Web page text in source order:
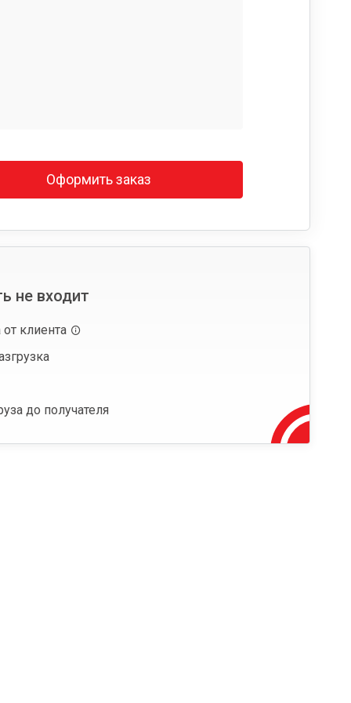
Оформить заказ
не входит
от клиента
до получателя